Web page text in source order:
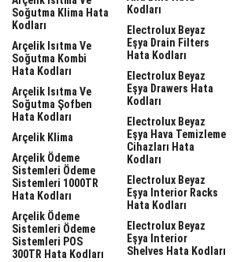
Soğutma Klima Hata
Kodları
Arçelik Isıtma Ve
Soğutma Kombi
Hata Kodları
Arçelik Isıtma Ve
Soğutma Şofben
Hata Kodları
Arçelik Klima
Arçelik Ödeme
Sistemleri Ödeme
Sistemleri 1000TR
Hata Kodları
Arçelik Ödeme
Sistemleri Ödeme
Sistemleri POS
300TR Hata Kodları
Kodları
Electrolux Beyaz
Eşya Drain Filters
Hata Kodları
Electrolux Beyaz
Eşya Drawers Hata
Kodları
Electrolux Beyaz
Eşya Hava Temizleme
Cihazları Hata
Kodları
Electrolux Beyaz
Eşya Interior Racks
Hata Kodları
Electrolux Beyaz
Eşya Interior
Shelves Hata Kodları